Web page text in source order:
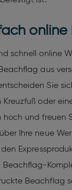
online
schnell online
aus
Sie
oder
hoch und freuen
Ihre neue
Beachflag-
Beachflag